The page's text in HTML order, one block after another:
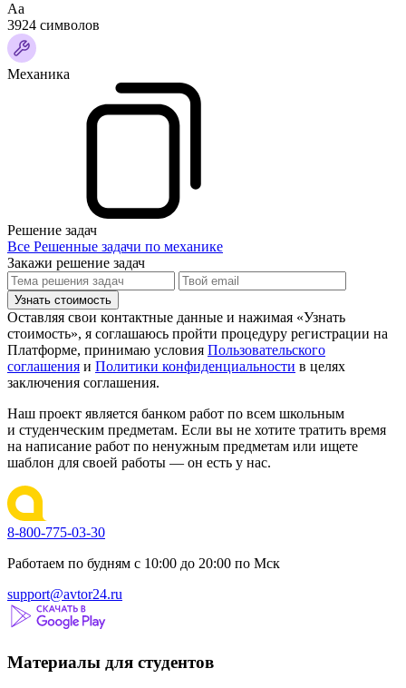
Аа
3924 символов
Механика
Решение задач
Все Решенные задачи по механике
Закажи решение задач
Узнать стоимость
Оставляя свои контактные данные и нажимая «Узнать
стоимость», я соглашаюсь пройти процедуру регистрации на
Платформе, принимаю условия Пользовательского
соглашения и Политики конфиденциальности в целях
заключения соглашения.
Наш проект является банком работ по всем школьным
и студенческим предметам. Если вы не хотите тратить время
на написание работ по ненужным предметам или ищете
шаблон для своей работы — он есть у нас.
8-800-775-03-30
Работаем по будням с 10:00 до 20:00 по Мск
support@avtor24.ru
Материалы для студентов